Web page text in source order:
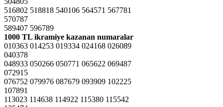
516802 518818 540106 564571 567781
570787
589407 596789
1000 TL ikramiye kazanan numaralar
010363 014253 019334 024168 026089
040378
048933 050266 050771 065622 069487
072915
076752 079976 087679 093909 102225
107891
113023 114638 114922 115380 115542